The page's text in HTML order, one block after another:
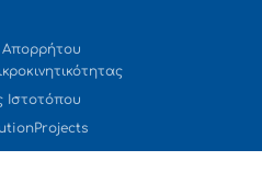
Απορρήτου
Ιστοτόπου